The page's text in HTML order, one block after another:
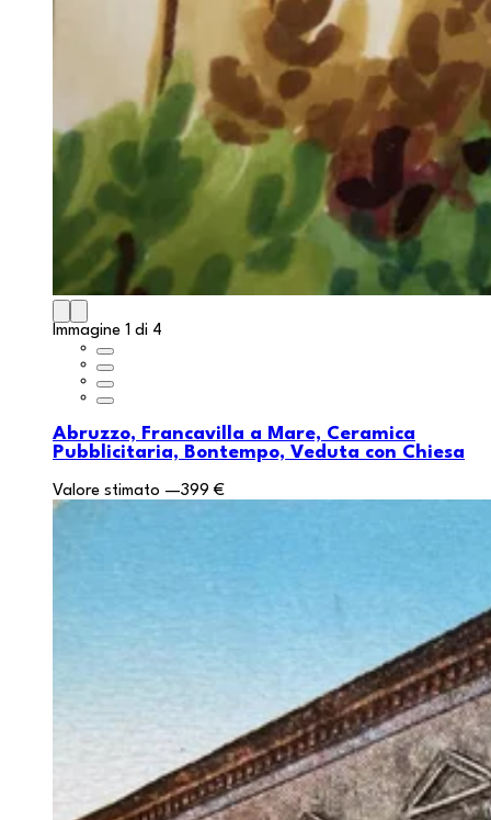
Immagine 1 di 4
Abruzzo, Francavilla a Mare, Ceramica
Pubblicitaria, Bontempo, Veduta con Chiesa
Valore stimato —399 €